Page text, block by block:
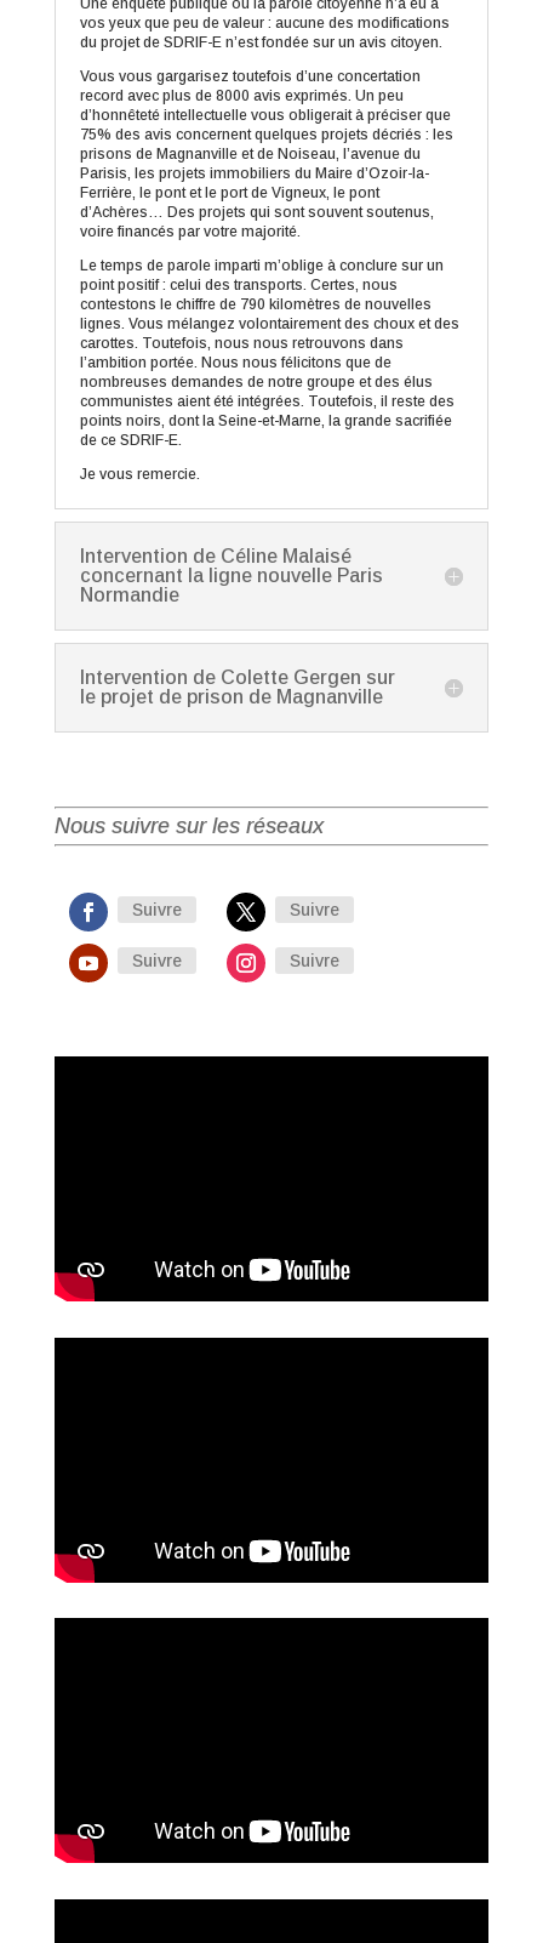
Une enquête publique où la parole citoyenne n’a eu à
vos yeux que peu de valeur : aucune des modifications
du projet de SDRIF-E n’est fondée sur un avis citoyen.
Vous vous gargarisez toutefois d’une concertation
record avec plus de 8000 avis exprimés. Un peu
d’honnêteté intellectuelle vous obligerait à préciser que
75% des avis concernent quelques projets décriés : les
prisons de Magnanville et de Noiseau, l’avenue du
Parisis, les projets immobiliers du Maire d’Ozoir-la-
Ferrière, le pont et le port de Vigneux, le pont
d’Achères… Des projets qui sont souvent soutenus,
voire financés par votre majorité.
Le temps de parole imparti m’oblige à conclure sur un
point positif : celui des transports. Certes, nous
contestons le chiffre de 790 kilomètres de nouvelles
lignes. Vous mélangez volontairement des choux et des
carottes. Toutefois, nous nous retrouvons dans
l’ambition portée. Nous nous félicitons que de
nombreuses demandes de notre groupe et des élus
communistes aient été intégrées. Toutefois, il reste des
points noirs, dont la Seine-et-Marne, la grande sacrifiée
de ce SDRIF-E.
Je vous remercie.
Intervention de Céline Malaisé
concernant la ligne nouvelle Paris
Normandie
Intervention de Colette Gergen sur
le projet de prison de Magnanville
Nous suivre sur les réseaux
Suivre Suivre
Suivre Suivre